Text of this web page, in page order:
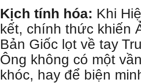
Kịch tính hóa: Khi
kết, chính thức khiến
Bản Giốc lọt về tay
Ông không có một
khóc, hay để biện